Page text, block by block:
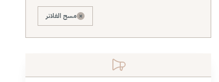
× مسح الفلاتر